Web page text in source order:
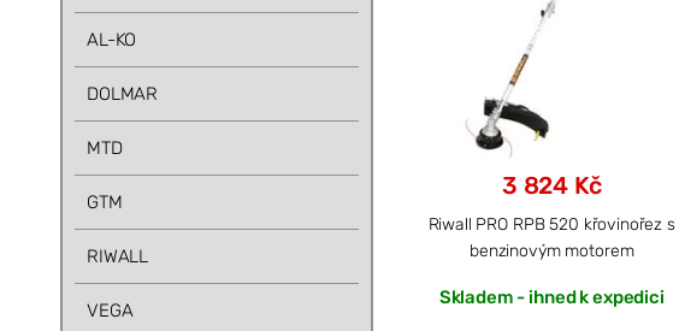
AL-KO
DOLMAR
MTD
GTM
RIWALL
VEGA
3 824 Kč
Riwall PRO RPB 520 křovinořez s
benzinovým motorem
Skladem - ihned k expedici